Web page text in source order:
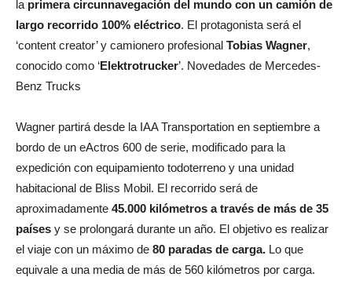
la primera circunnavegación del mundo con un camión de
largo recorrido 100% eléctrico. El protagonista será el
‘content creator’ y camionero profesional Tobias Wagner,
conocido como ‘Elektrotrucker’. Novedades de Mercedes-
Benz Trucks
Wagner partirá desde la IAA Transportation en septiembre a
bordo de un eActros 600 de serie, modificado para la
expedición con equipamiento todoterreno y una unidad
habitacional de Bliss Mobil. El recorrido será de
aproximadamente 45.000 kilómetros a través de más de 35
países y se prolongará durante un año. El objetivo es realizar
el viaje con un máximo de 80 paradas de carga. Lo que
equivale a una media de más de 560 kilómetros por carga.